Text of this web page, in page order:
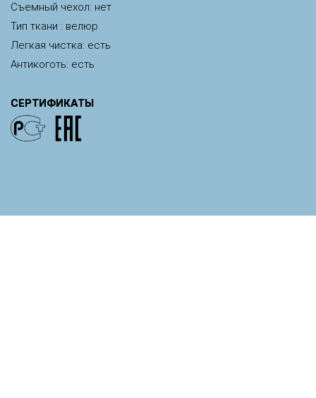
Съемный чехол: нет
Тип ткани : велюр
Легкая чистка: есть
Антикоготь: есть
СЕРТИФИКАТЫ